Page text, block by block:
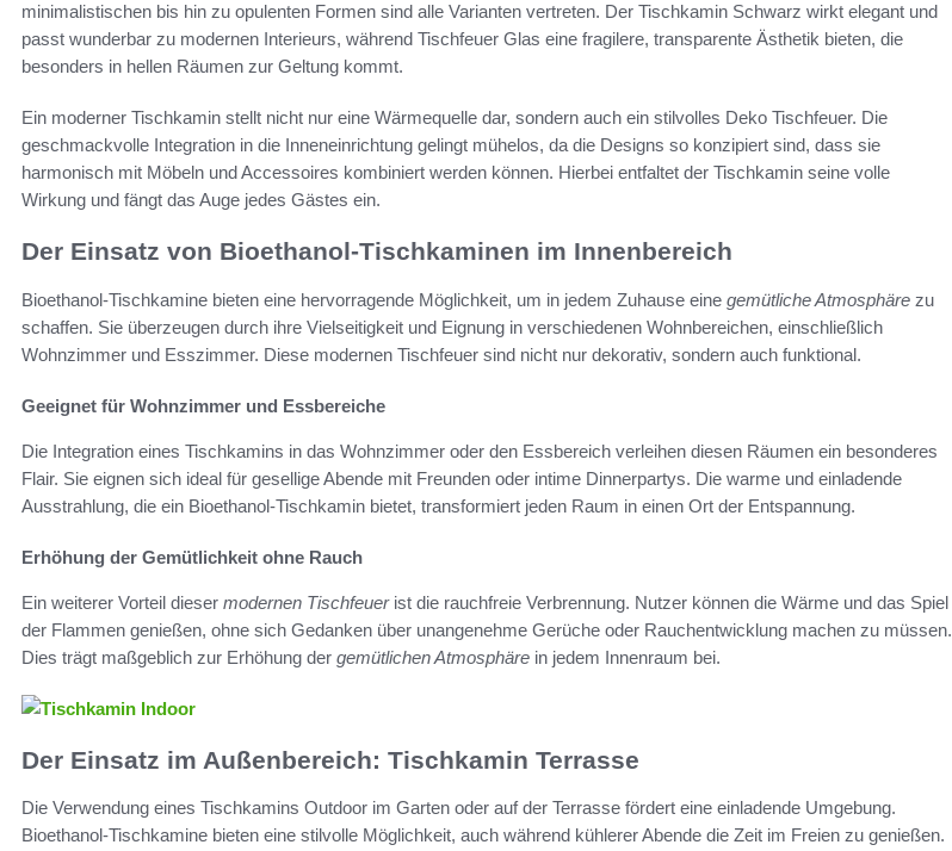
minimalistischen bis hin zu opulenten Formen sind alle Varianten vertreten. Der Tischkamin Schwarz wirkt elegant und
passt wunderbar zu modernen Interieurs, während Tischfeuer Glas eine fragilere, transparente Ästhetik bieten, die
besonders in hellen Räumen zur Geltung kommt.
Ein moderner Tischkamin stellt nicht nur eine Wärmequelle dar, sondern auch ein stilvolles Deko Tischfeuer. Die
geschmackvolle Integration in die Inneneinrichtung gelingt mühelos, da die Designs so konzipiert sind, dass sie
harmonisch mit Möbeln und Accessoires kombiniert werden können. Hierbei entfaltet der Tischkamin seine volle
Wirkung und fängt das Auge jedes Gästes ein.
Der Einsatz von Bioethanol-Tischkaminen im Innenbereich
Bioethanol-Tischkamine bieten eine hervorragende Möglichkeit, um in jedem Zuhause eine gemütliche Atmosphäre zu
schaffen. Sie überzeugen durch ihre Vielseitigkeit und Eignung in verschiedenen Wohnbereichen, einschließlich
Wohnzimmer und Esszimmer. Diese modernen Tischfeuer sind nicht nur dekorativ, sondern auch funktional.
Geeignet für Wohnzimmer und Essbereiche
Die Integration eines Tischkamins in das Wohnzimmer oder den Essbereich verleihen diesen Räumen ein besonderes
Flair. Sie eignen sich ideal für gesellige Abende mit Freunden oder intime Dinnerpartys. Die warme und einladende
Ausstrahlung, die ein Bioethanol-Tischkamin bietet, transformiert jeden Raum in einen Ort der Entspannung.
Erhöhung der Gemütlichkeit ohne Rauch
Ein weiterer Vorteil dieser modernen Tischfeuerist die rauchfreie Verbrennung. Nutzer können die Wärme und das Spiel
der Flammen genießen, ohne sich Gedanken über unangenehme Gerüche oder Rauchentwicklung machen zu müssen.
Dies trägt maßgeblich zur Erhöhung der gemütlichen Atmosphäre in jedem Innenraum bei.
Der Einsatz im Außenbereich: Tischkamin Terrasse
Die Verwendung eines Tischkamins Outdoor im Garten oder auf der Terrasse fördert eine einladende Umgebung.
Bioethanol-Tischkamine bieten eine stilvolle Möglichkeit, auch während kühlerer Abende die Zeit im Freien zu genießen.